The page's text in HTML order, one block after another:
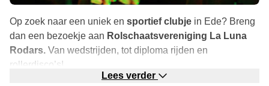
Op zoek naar een uniek en sportief clubje in Ede? Breng
dan een bezoekje aan Rolschaatsvereniging La Luna
Rodars. Van wedstrijden, tot diploma rijden en
rollerdisco’s!
Lees verder